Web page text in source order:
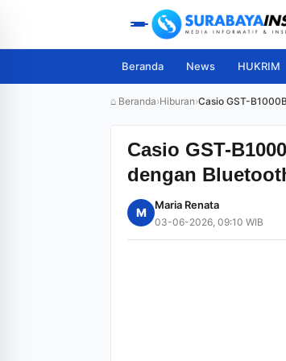
Beranda News HUKRIM
⌂ Beranda›Hiburan›Casio GST-
Casio GST-
dengan
M
Maria Renata
03-06-2026, 09:10 WIB